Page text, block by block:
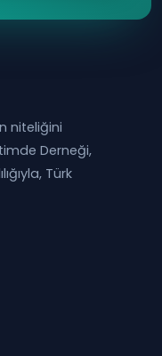
niteliğini
Derneği,
Türk